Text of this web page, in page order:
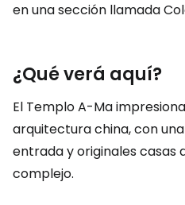
en una sección llamada
¿Qué verá aquí?
El Templo A-Ma
arquitectura china, con
entrada y originales casas
complejo.